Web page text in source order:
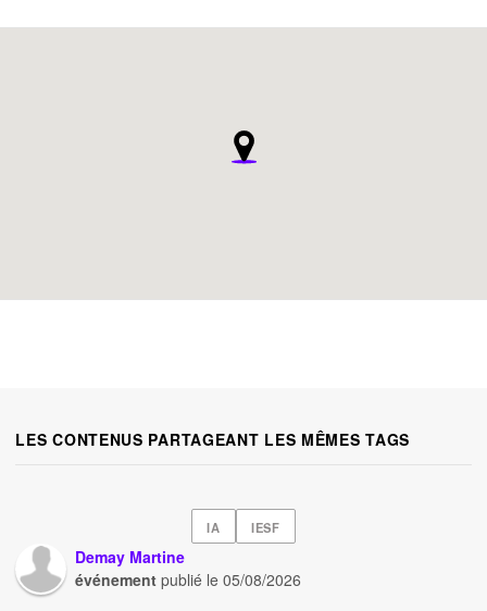
LES CONTENUS PARTAGEANT LES MÊMES TAGS
IA IESF
Demay Martine
événement publié le05/08/2026